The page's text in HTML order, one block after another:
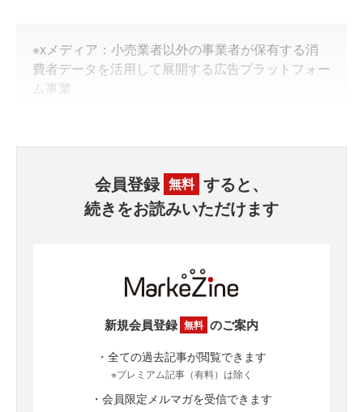
※xメディア：小売業者以外の事業者が保有する消
費者データを活用して展開する広告プラットフォー
ム事業
会員登録 無料 すると、
続きをお読みいただけます
新規会員登録 無料 のご案内
・全ての過去記事が閲覧できます
※プレミアム記事（有料）は除く
・会員限定メルマガを受信できます